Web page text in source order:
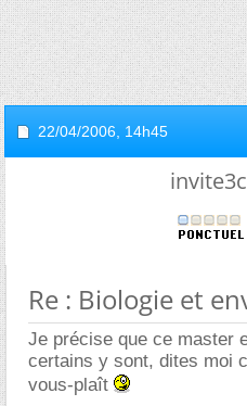
22/04/2006, 14h45
Re : Biologie et
Je précise que ce master
certains y sont, dites moi
vous-plaît